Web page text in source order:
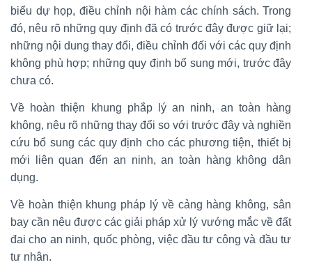
biểu dự họp, điều chỉnh nội hàm các chính sách. Trong
đó, nêu rõ những quy định đã có trước đây được giữ lại;
những nội dung thay đổi, điều chỉnh đối với các quy định
không phù hợp; những quy định bổ sung mới, trước đây
chưa có.
Về hoàn thiện khung phắp lý an ninh, an toàn hàng
không, nêu rõ những thay đổi so với trước đây và nghiền
cứu bổ sung các quy định cho các phương tiện, thiết bị
mới liên quan đến an ninh, an toàn hàng không dân
dụng.
Về hoàn thiện khung pháp lý về cảng hàng không, sân
bay cần nêu được các giải pháp xử lý vướng mắc về đất
đai cho an ninh, quốc phòng, việc đầu tư công và đầu tư
tư nhân.